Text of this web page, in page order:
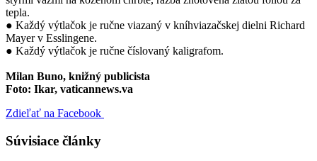
tepla.
● Každý výtlačok je ručne viazaný v kníhviazačskej dielni Richard
Mayer v Esslingene.
● Každý výtlačok je ručne číslovaný kaligrafom.
Milan Buno, knižný publicista
Foto: Ikar, vaticannews.va
Zdieľať na Facebook
Súvisiace články